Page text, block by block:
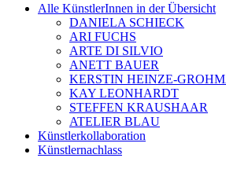
Alle KünstlerInnen in der Übersicht
DANIELA SCHIECK
ARI FUCHS
ARTE DI SILVIO
ANETT BAUER
KERSTIN HEINZE-
KAY LEONHARDT
STEFFEN KRAUSHAAR
ATELIER BLAU
Künstlerkollaboration
Künstlernachlass